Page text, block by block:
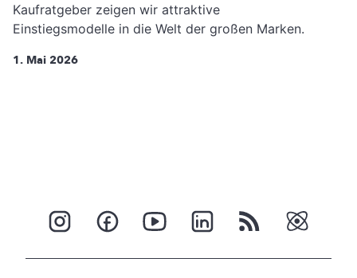
Kaufratgeber zeigen wir attraktive
Einstiegsmodelle in die Welt der großen Marken.
1. Mai 2026